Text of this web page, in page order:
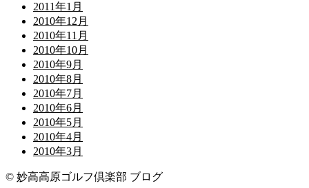
2011年1月
2010年12月
2010年11月
2010年10月
2010年9月
2010年8月
2010年7月
2010年6月
2010年5月
2010年4月
2010年3月
© 妙高高原ゴルフ倶楽部 ブログ